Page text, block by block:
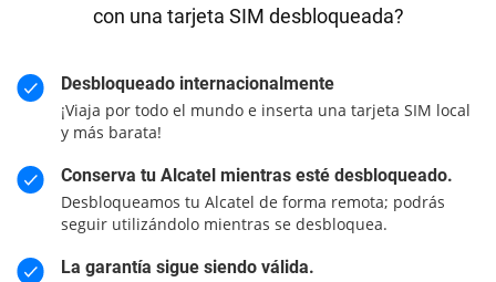
con una tarjeta SIM desbloqueada?
Desbloqueado internacionalmente
¡Viaja por todo el mundo e inserta una tarjeta SIM local
y más barata!
Conserva tu Alcatel mientras esté desbloqueado.
Desbloqueamos tu Alcatel de forma remota; podrás
seguir utilizándolo mientras se desbloquea.
La garantía sigue siendo válida.